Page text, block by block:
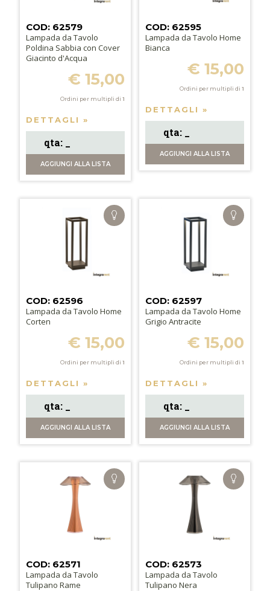
COD: 62579
Lampada da Tavolo
Poldina Sabbia con Cover
Giacinto d'Acqua
€ 15,00
Ordini per multipli di 1
DETTAGLI »
AGGIUNGIALLA LISTA
COD: 62595
Lampada da Tavolo Home
Bianca
€ 15,00
Ordini per multipli di 1
DETTAGLI »
AGGIUNGI ALLA LISTA
COD: 62596
Lampada da Tavolo Home
Corten
€ 15,00
Ordini per multipli di 1
DETTAGLI »
AGGIUNGIALLA LISTA
COD: 62597
Lampada da Tavolo Home
Grigio Antracite
€ 15,00
Ordini per multipli di 1
DETTAGLI »
AGGIUNGI ALLA LISTA
COD: 62571
Lampada da Tavolo
Tulipano Rame
COD: 62573
Lampada da Tavolo
Tulipano Nera